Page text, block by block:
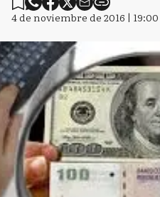
4 de noviembre de 2016 | 19:00